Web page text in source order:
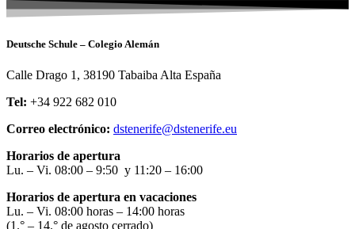
Deutsche Schule – Colegio Alemán
Calle Drago 1, 38190 Tabaiba Alta España
Tel: +34 922 682 010
Correo electrónico: dstenerife@dstenerife.eu
Horarios de apertura
Lu. – Vi. 08:00 – 9:50 y 11:20 – 16:00
Horarios de apertura en vacaciones
Lu. – Vi. 08:00 horas – 14:00 horas
(1.° – 14.° de agosto cerrado)